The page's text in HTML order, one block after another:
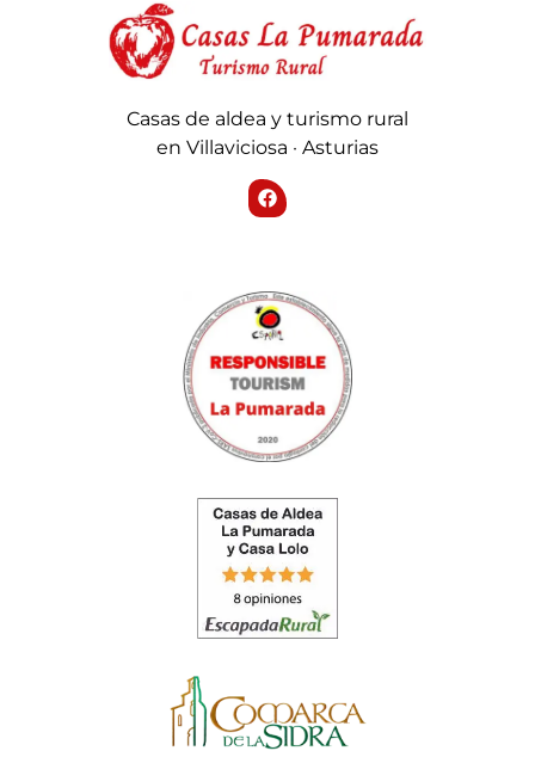
Casas de aldea y turismo rural
en Villaviciosa · Asturias